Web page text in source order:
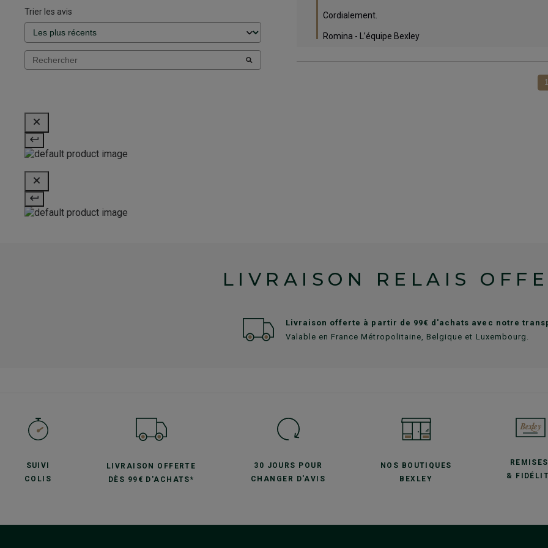
Trier les avis Cordialement.
Romina - L’équipe Bexley
LIVRAISON RELAIS
Livraison offerte à partir de 99€ d'achats avec notre
Valable en France Métropolitaine, Belgique et Luxembourg.
SUIVI
COLIS
LIVRAISON OFFERTE
DÈS 99€ D'ACHATS*
30 JOURS POUR
CHANGER D'AVIS
NOS BOUTIQUES
BEXLEY
&